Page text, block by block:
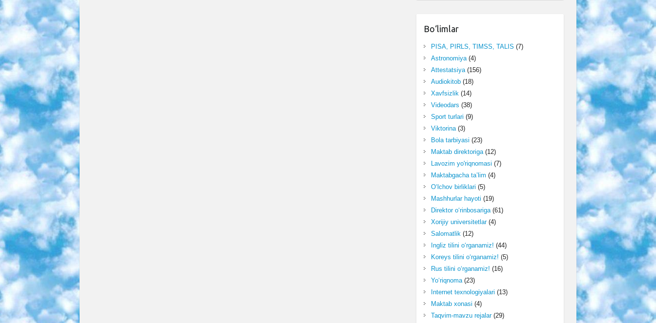
Bo‘limlar
PISA, PIRLS, TIMSS, TALIS (7)
Astronomiya(4)
Attestatsiya(156)
Audiokitob(18)
Xavfsizlik(14)
Videodars (38)
Sport turlari (9)
Viktorina(3)
Bola tarbiyasi (23)
Maktab direktoriga(12)
Lavozim yo'riqnomasi (7)
Maktabgacha ta’lim (4)
O‘lchov birliklari (5)
Mashhurlar hayoti (19)
Direktor o‘rinbosariga(61)
Xorijiy universitetlar(4)
Salomatlik(12)
Ingliz tilini o‘rganamiz! (44)
Koreys tilini o‘rganamiz! (5)
Rus tilini o‘rganamiz! (16)
Yo‘riqnoma(23)
Internet texnologiyalari (13)
Maktab xonasi (4)
Taqvim-mavzu rejalar(29)